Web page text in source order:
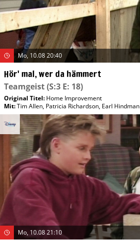
Mo, 10.08 20:40
Hör' mal, wer da hämmert
Teamgeist(S:3 E: 18)
Original Titel: Home Improvement
Mit:Tim Allen, Patricia Richardson, Earl Hindman
Mo, 10.08 21:10